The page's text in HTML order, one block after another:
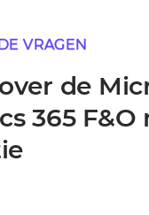
VRAGEN
de
365 F&O